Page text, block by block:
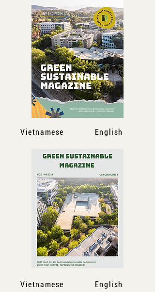
Vietnamese English
Vietnamese English